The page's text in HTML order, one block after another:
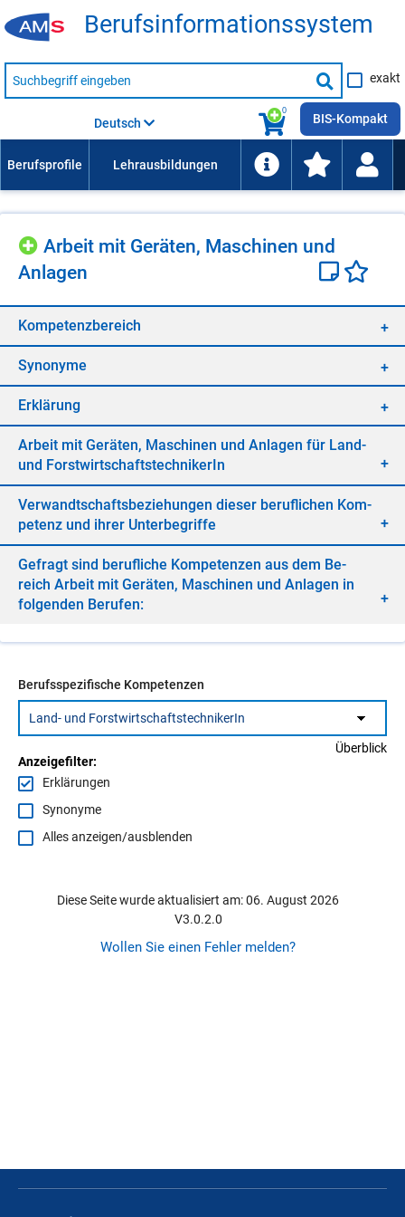
Be­rufs­in­for­ma­ti­ons­sys­tem
Suche
nach
Suche
starten
exakt
0
Deutsch BIS-Kompakt
Ar­beit mit Ge­rä­ten, Ma­schi­nen und
An­la­gen
Kom­pe­tenz­be­reich
Syn­ony­me
Er­klä­rung
Ar­beit mit Ge­rä­ten, Ma­schi­nen und An­la­gen für Land-
und Forst­wirt­schafts­tech­ni­ke­rIn
Ver­wandt­schafts­be­zie­hun­gen die­ser be­ruf­li­chen Kom­
pe­tenz und ih­rer Un­ter­be­grif­fe
Ge­fragt sind be­ruf­li­che Kom­pe­ten­zen aus dem Be­
reich Ar­beit mit Ge­rä­ten, Ma­schi­nen und An­la­gen in
fol­gen­den Be­ru­fen:
Berufsspezifische Kompetenzen
Überblick
Anzeigefilter:
Erklärungen
Synonyme
Alles anzeigen/ausblenden
Diese Seite wurde aktualisiert am: 06. August 2026
V3.0.2.0
Wollen Sie einen Fehler melden?